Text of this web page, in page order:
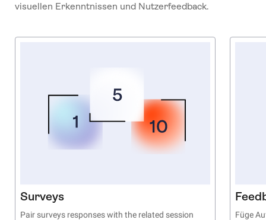
visuellen Erkenntnissen und Nutzerfeedback.
Surveys
Pair surveys responses with the related session
Füge